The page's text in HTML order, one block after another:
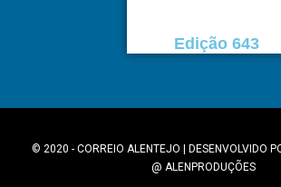
Edição 643
© 2020 - CORREIO ALENTEJO | DESENVOLVIDO
@ ALENPRODUÇÕES